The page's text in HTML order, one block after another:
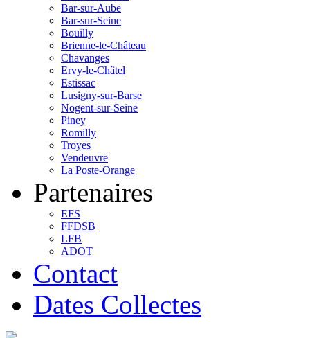
Bar-sur-Aube
Bar-sur-Seine
Bouilly
Brienne-le-Château
Chavanges
Ervy-le-Châtel
Estissac
Lusigny-sur-Barse
Nogent-sur-Seine
Piney
Romilly
Troyes
Vendeuvre
La Poste-Orange
Partenaires
EFS
FFDSB
LFB
ADOT
Contact
Dates Collectes